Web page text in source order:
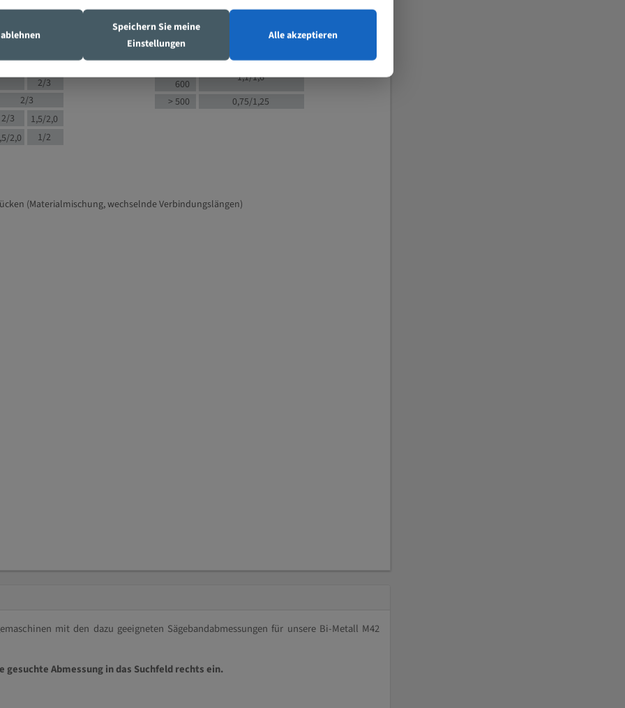
4/5
4/5
2/3
2/3
2/3
1,5/2,0
2,0 1/2
130 -
350
150 -
600
1,1/1,6
> 500
0,75/1,25
(Materialmischung, wechselnde Verbindungslängen)
mit den dazu geeigneten Sägebandabmessungen für unsere Bi-Metall M42
Abmessung in das Suchfeld rechts ein.
Speichern Sie meine
Einstellungen
Alle akzeptieren